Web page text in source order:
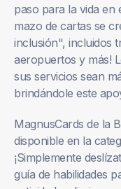
paso para la vida en
mazo de cartas se
inclusión", incluidos
aeropuertos y más!
sus servicios sean
brindándole este
MagnusCards de la
disponible en la
¡Simplemente
guía de habilidades